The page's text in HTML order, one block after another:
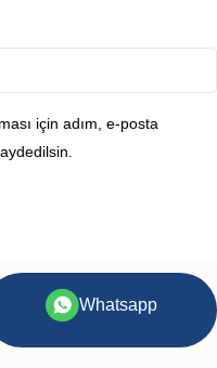
için adım, e-posta
Whatsapp